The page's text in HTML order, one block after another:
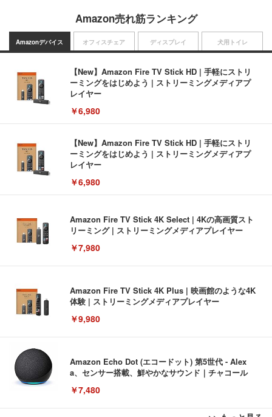
Amazon売れ筋ランキング
Amazonデバイス
【New】Amazon Fire TV Stick HD | 手軽にストリ
ーミングをはじめよう | ストリーミングメディアプ
レイヤー
￥6,980
【New】Amazon Fire TV Stick HD | 手軽にストリ
ーミングをはじめよう | ストリーミングメディアプ
レイヤー
￥6,980
Amazon Fire TV Stick 4K Select | 4Kの高画質スト
リーミング | ストリーミングメディアプレイヤー
￥7,980
Amazon Fire TV Stick 4K Plus | 映画館のような4K
体験 | ストリーミングメディアプレイヤー
￥9,980
Amazon Echo Dot (エコードット) 第5世代 - Alex
a、センサー搭載、鮮やかなサウンド｜チャコール
￥7,480
オフィスチェア ディスプレイ 犬用トイレ